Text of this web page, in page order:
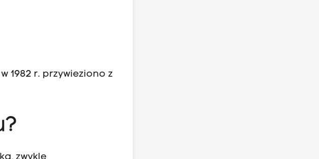
1982 r. przywieziono z